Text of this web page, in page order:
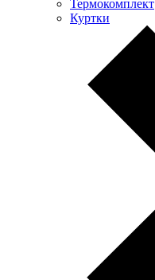
Термокомплект
Куртки